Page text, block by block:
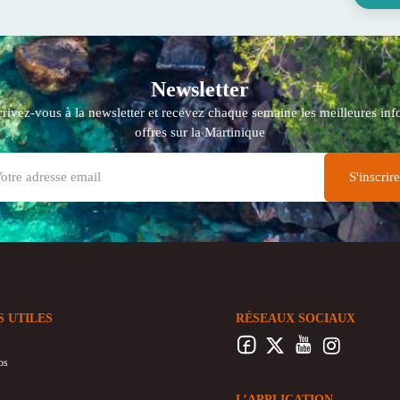
Newsletter
vous à la newsletter et recevez chaque semaine les meilleures
offres sur la Martinique
UTILES RÉSEAUX SOCIAUX